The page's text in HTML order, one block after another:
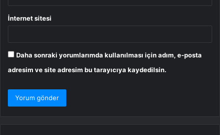
İnternet sitesi
Daha sonraki yorumlarımda kullanılması için adım, e-posta
adresim ve site adresim bu tarayıcıya kaydedilsin.